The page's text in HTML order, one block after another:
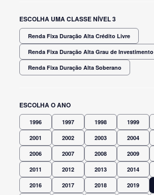
ESCOLHA UMA CLASSE NÍVEL 3
Renda Fixa Duração Alta Crédito Livre
Renda Fixa Duração Alta Grau de Investimento
Renda Fixa Duração Alta Soberano
ESCOLHA O ANO
1996 1997 1998 1999
2001 2002 2003 2004
2006 2007 2008 2009
2011 2012 2013 2014
2016 2017 2018 2019